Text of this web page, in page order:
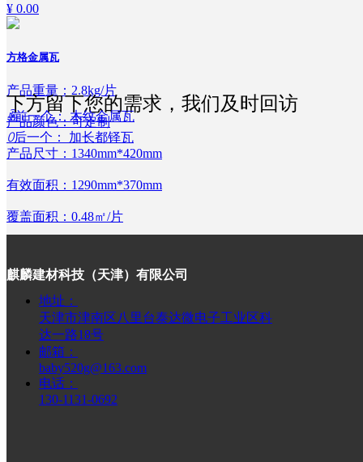
¥ 0.00
方格金属瓦
产品重量：2.8kg/片
产品颜色：可定制
产品尺寸：1340mm*420mm
有效面积：1290mm*370mm
覆盖面积：0.48㎡/片
斜边金属瓦
产品重量：2.8kg/片
产品颜色：可定制
产品尺寸：1340mm*420mm
有效面积：1290mm*370mm
覆盖面积：0.48㎡ /片
下方留下您的需求，我们及时回访
ꄴ前一个： 木纹金属瓦
ꄲ后一个： 加长都铎瓦
麒麟建材科技（天津）有限公司
地址：
天津市津南区八里台泰达微电子工业区科
达一路18号
邮箱：
baby520g@163.com
电话：
130-1131-0692